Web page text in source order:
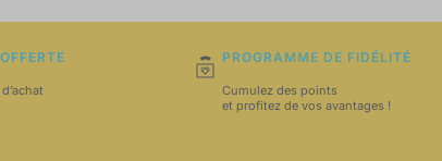
PROGRAMME DE FIDÉLITÉ
Cumulez des points
et profitez de vos avantages !